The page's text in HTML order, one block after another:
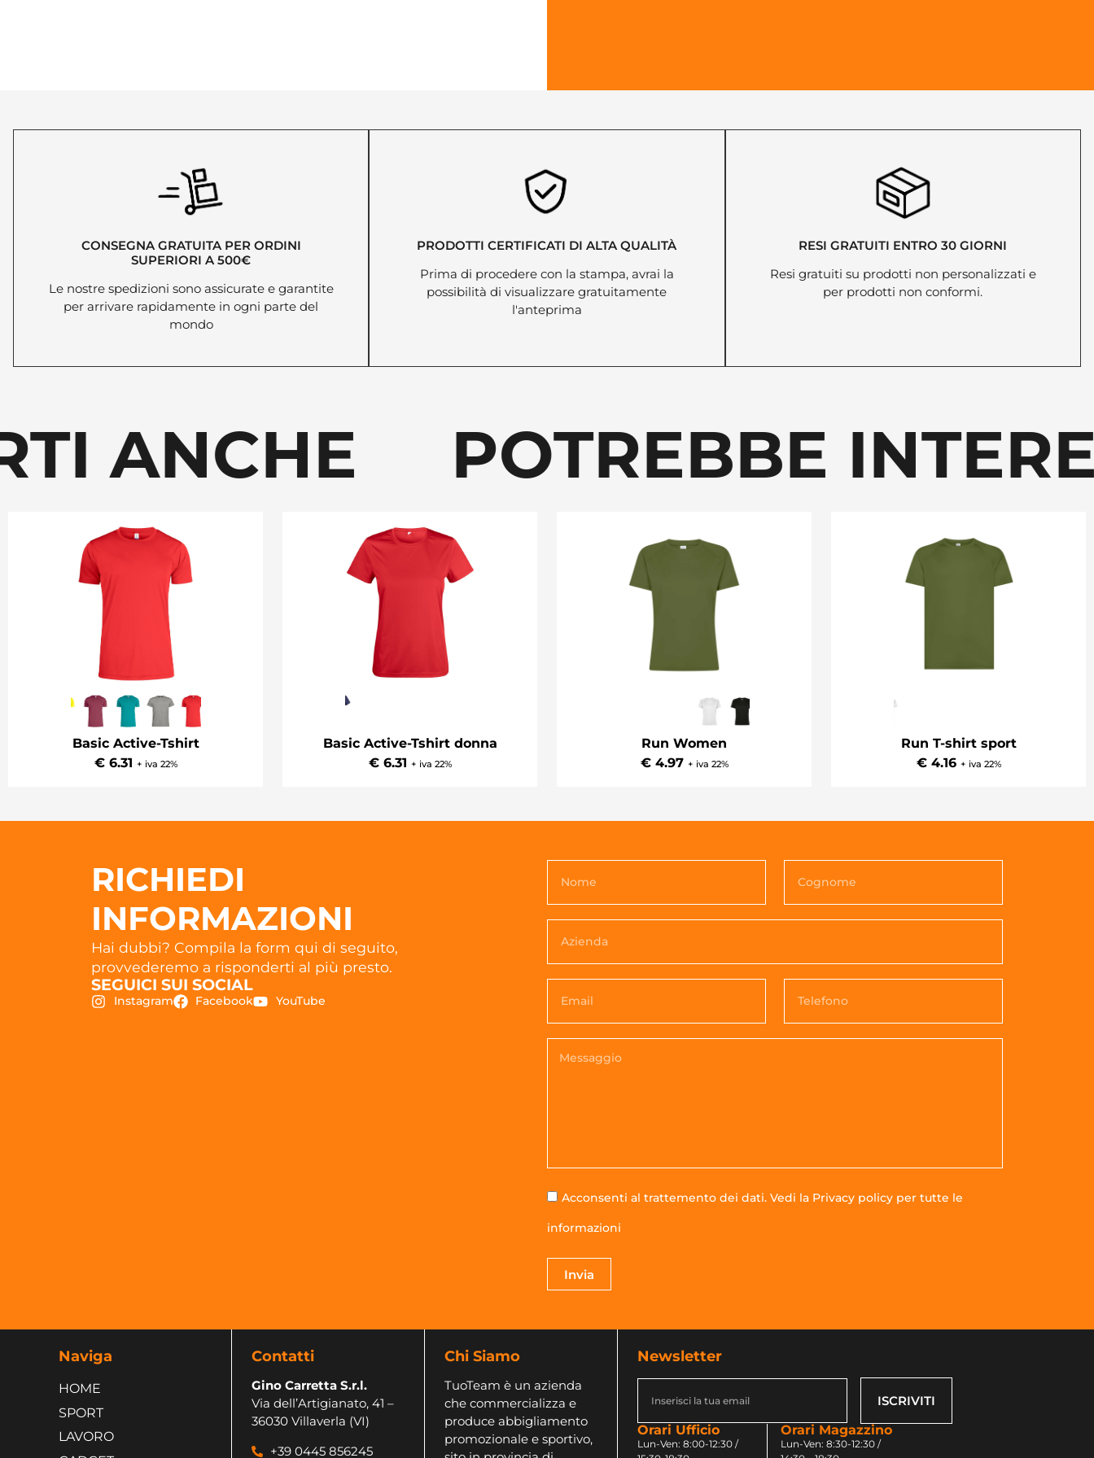
CONSEGNA GRATUITA PER ORDINI
SUPERIORI A 500€
Le nostre spedizioni sono assicurate e garantite
per arrivare rapidamente in ogni parte del
mondo
PRODOTTI CERTIFICATI DI ALTA QUALITÀ
Prima di procedere con la stampa, avrai la
possibilità di visualizzare gratuitamente
l'anteprima
RESI GRATUITI ENTRO 30 GIORNI
Resi gratuiti su prodotti non personalizzati e
per prodotti non conformi.
ANCHE POTREBBE
Basic Active-Tshirt
€ 6.31 + iva 22%
Basic Active-Tshirt donna
€ 6.31 + iva 22%
Run Women
€ 4.97 + iva 22%
Run T-shirt sport
€ 4.16 + iva 22%
RICHIEDI
INFORMAZIONI
Hai dubbi? Compila la form qui di seguito,
provvederemo a risponderti al più presto.
SEGUICI SUI SOCIAL
Instagram Facebook YouTube
Acconsenti al trattemento dei dati. Vedi la Privacy policy per tutte le
informazioni
Invia
Naviga
HOME
SPORT
LAVORO
Contatti
Gino Carretta S.r.l.
Via dell’Artigianato, 41 –
36030 Villaverla (VI)
+39 0445 856245
Chi Siamo
TuoTeam è un azienda
che commercializza e
produce abbigliamento
promozionale e sportivo,
Newsletter
ISCRIVITI
Orari Ufficio
Lun-Ven: 8:00-12:30 /
Orari Magazzino
Lun-Ven: 8:30-12:30 /